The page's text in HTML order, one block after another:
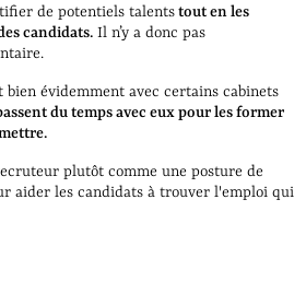
de potentiels talentstout en les
candidats. Il n’y a donc pas
évidemment avec certains cabinets
du temps avec eux pour les former
plutôt comme une posture de
aider les candidats à trouver l'emploi qui